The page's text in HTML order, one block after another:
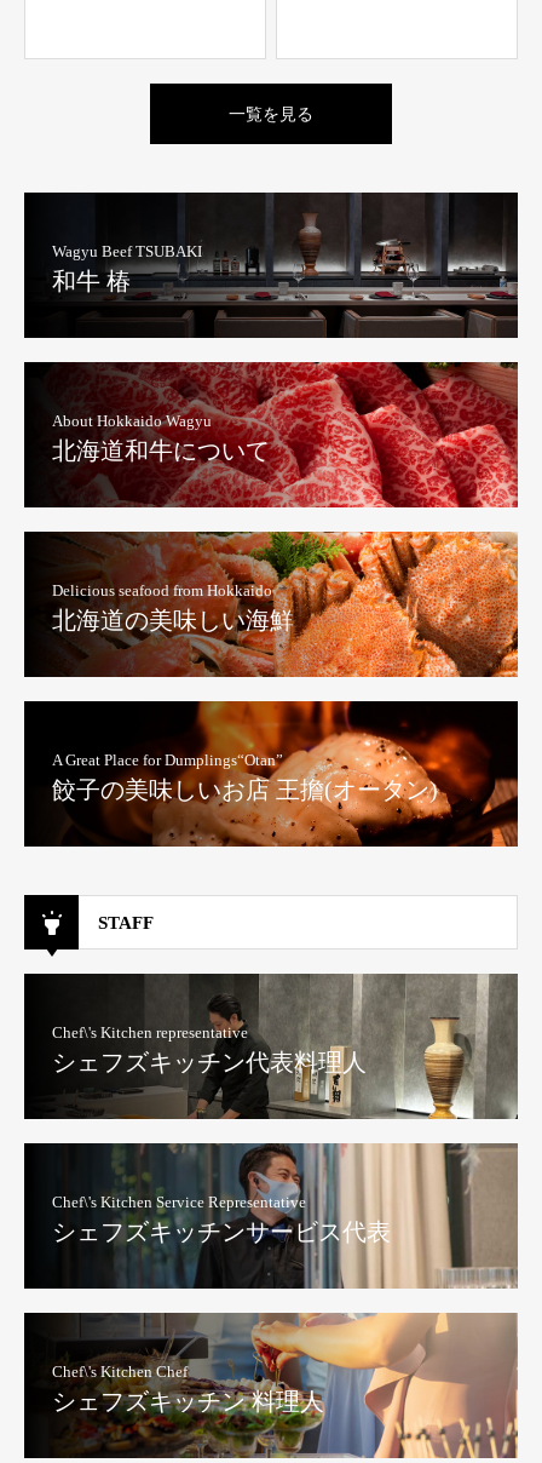
一覧を見る
Wagyu Beef TSUBAKI
和牛 椿
About Hokkaido Wagyu
北海道和牛について
Delicious seafood from Hokkaido
北海道の美味しい海鮮
A Great Place for Dumplings“Otan”
餃子の美味しいお店 王擔(オータン)
STAFF
Chef\'s Kitchen representative
シェフズキッチン代表料理人
Chef\'s Kitchen Service Representative
シェフズキッチンサービス代表
Chef\'s Kitchen Chef
シェフズキッチン 料理人